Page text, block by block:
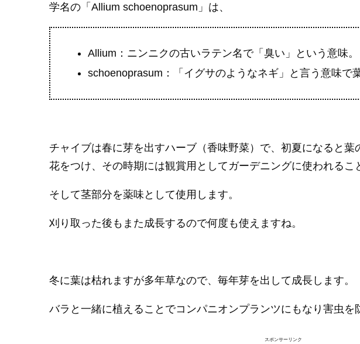
学名の「Allium schoenoprasum」は、
Allium：ニンニクの古いラテン名で「臭い」という意味。
schoenoprasum：「イグサのようなネギ」と言う意味で
チャイブは春に芽を出すハーブ（香味野菜）で、初夏になると
花をつけ、その時期には観賞用としてガーデニングに使われるこ
そして茎部分を薬味として使用します。
刈り取った後もまた成長するので何度も使えますね。
冬に葉は枯れますが多年草なので、毎年芽を出して成長します。
バラと一緒に植えることでコンパニオンプランツにもなり害虫を
スポンサーリンク